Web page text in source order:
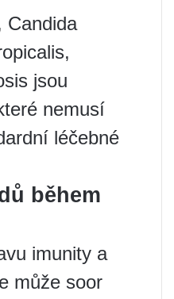
Candida
jsou
nemusí
léčebné
během
imunity a
může soor